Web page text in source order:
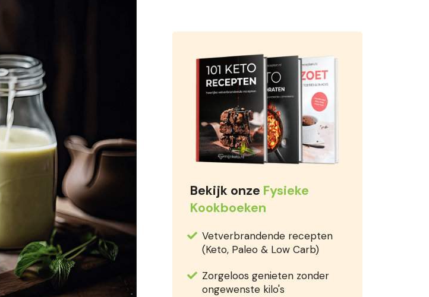
Bekijk onze Fysieke
Kookboeken
Vetverbrandende recepten
(Keto, Paleo & Low Carb)
Zorgeloos genieten zonder
ongewenste kilo's